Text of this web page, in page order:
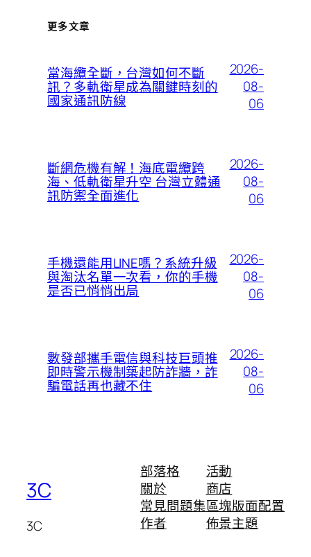
更多文章
當海纜全斷，台灣如何不斷
訊？多軌衛星成為關鍵時刻的
國家通訊防線
2026-
08-
06
斷網危機有解！海底電纜跨
海、低軌衛星升空 台灣立體通
訊防禦全面進化
2026-
08-
06
手機還能用LINE嗎？系統升級
與淘汰名單一次看，你的手機
是否已悄悄出局
2026-
08-
06
數發部攜手電信與科技巨頭推
即時警示機制築起防詐牆，詐
騙電話再也藏不住
2026-
08-
06
3C
3C
部落格
關於
常見問題集
作者
活動
商店
區塊版面配置
佈景主題